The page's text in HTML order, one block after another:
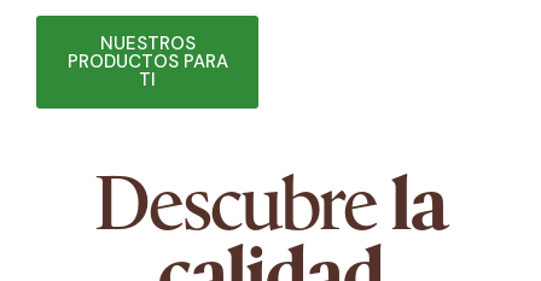
NUESTROS
PRODUCTOS PARA
TI
Descubrela